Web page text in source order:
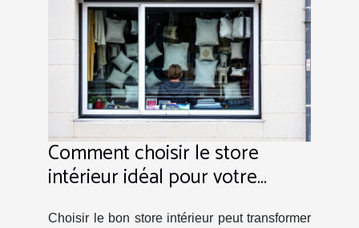
Comment choisir le store
intérieur idéal pour votre
Choisir le bon store intérieur peut transformer